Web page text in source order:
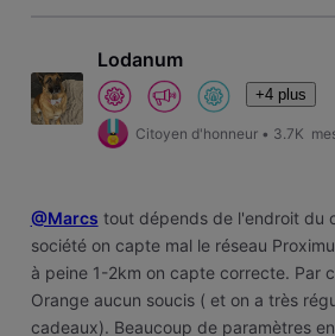
Lodanum
+4 plus
Citoyen d'honneur • 3.7K
@Marcs tout dépends de l'endroit du
société on capte mal le réseau
à peine 1-2km on capte correcte. Par
Orange aucun soucis ( et on a très
cadeaux). Beaucoup de paramètres